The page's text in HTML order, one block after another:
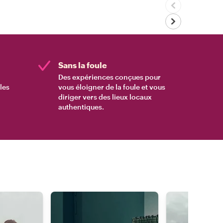
Sans la foule
Des expériences conçues pour
vous éloigner de la foule et vous
diriger vers des lieux locaux
authentiques.